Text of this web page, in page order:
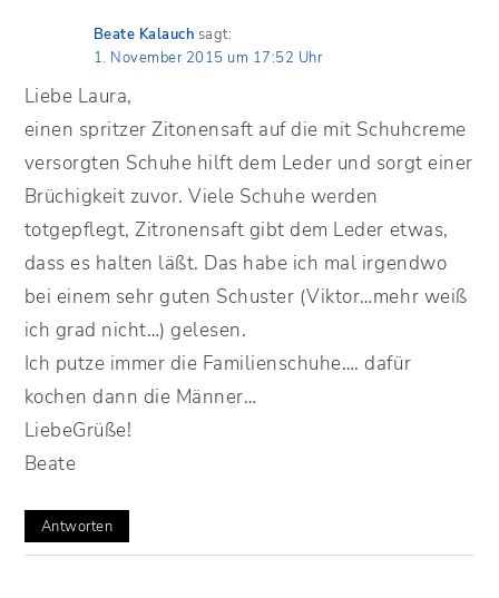
Beate Kalauch sagt:
1. November 2015 um 17:52 Uhr
Liebe Laura,
einen spritzer Zitonensaft auf die mit Schuhcreme
versorgten Schuhe hilft dem Leder und sorgt einer
Brüchigkeit zuvor. Viele Schuhe werden
totgepflegt, Zitronensaft gibt dem Leder etwas,
dass es halten läßt. Das habe ich mal irgendwo
bei einem sehr guten Schuster (Viktor…mehr weiß
ich grad nicht…) gelesen.
Ich putze immer die Familienschuhe…. dafür
kochen dann die Männer…
LiebeGrüße!
Beate
Antworten